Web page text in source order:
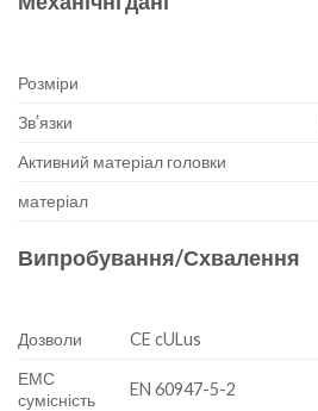
Розміри
Зв’язки
Активний матеріал головки
матеріал
Випробування/Схвалення
Дозволи
CE cULus
ЕМС
сумісність
EN 60947-5-2